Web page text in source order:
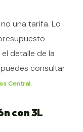
no una tarifa. Lo
detalle de la
consultar
Central.
con 3L